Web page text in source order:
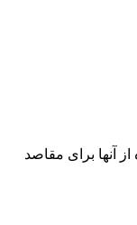
آنها برای مقاصد